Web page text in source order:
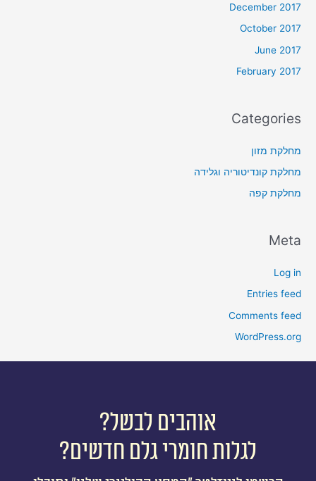
December 2017
October 2017
June 2017
February 2017
Categories
מחלקת מזון
מחלקת קונדיטוריה וגלידה
מחלקת קפה
Meta
Log in
Entries feed
Comments feed
WordPress.org
אוהבים לבשל?
לגלות חומרי גלם חדשים?